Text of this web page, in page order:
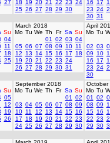
27
18
19 20 21 22 23 24
25 26 27 28 29 30
16
17
23 24
30 31
Su
04
11
18
25
March 2018
Mo Tu We Th Fr Sa Su
01
02 03 04
05 06 07 08 09 10 11
12
13 14 15 16 17
18
19 20 21 22 23 24
26 27 28 29 30 31
April
Mo Tu
02 03
09
10
16
17
23 24
30
Su
05
12
19
26
September 2018
Mo Tu We Th Fr Sa Su
01
02
03 04 05 06 07 08 09
10 11 12 13 14 15 16
17
18 19 20 21 22 23
24 25 26 27 28 29 30
October
Mo Tu
01
02
08 09
15 16
22 23
29 30